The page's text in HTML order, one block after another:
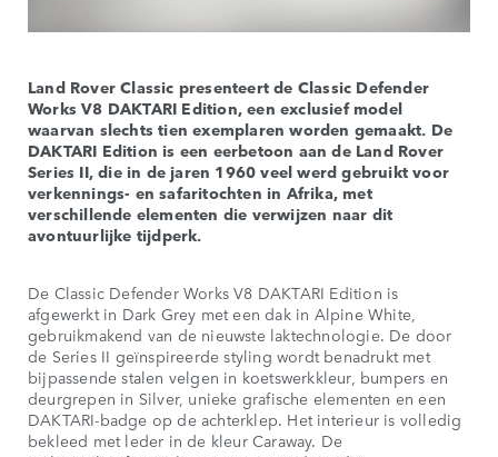
Land Rover Classic presenteert de Classic Defender
Works V8 DAKTARI Edition, een exclusief model
waarvan slechts tien exemplaren worden gemaakt. De
DAKTARI Edition is een eerbetoon aan de Land Rover
Series II, die in de jaren 1960 veel werd gebruikt voor
verkennings- en safaritochten in Afrika, met
verschillende elementen die verwijzen naar dit
avontuurlijke tijdperk.
De Classic Defender Works V8 DAKTARI Edition is
afgewerkt in Dark Grey met een dak in Alpine White,
gebruikmakend van de nieuwste laktechnologie. De door
de Series II geïnspireerde styling wordt benadrukt met
bijpassende stalen velgen in koetswerkkleur, bumpers en
deurgrepen in Silver, unieke grafische elementen en een
DAKTARI-badge op de achterklep. Het interieur is volledig
bekleed met leder in de kleur Caraway. De